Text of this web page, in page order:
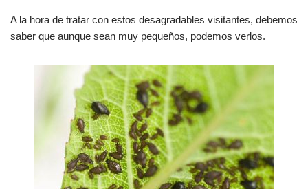
A la hora de tratar con estos desagradables visitantes, debemos
saber que aunque sean muy pequeños, podemos verlos.